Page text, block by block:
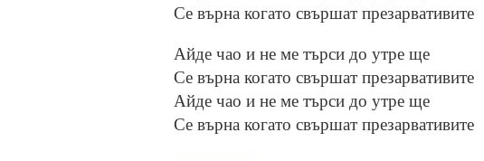
Се върна когато свършат презарвативите
Айде чао и не ме търси до утре ще
Се върна когато свършат презарвативите
Айде чао и не ме търси до утре ще
Се върна когато свършат презарвативите